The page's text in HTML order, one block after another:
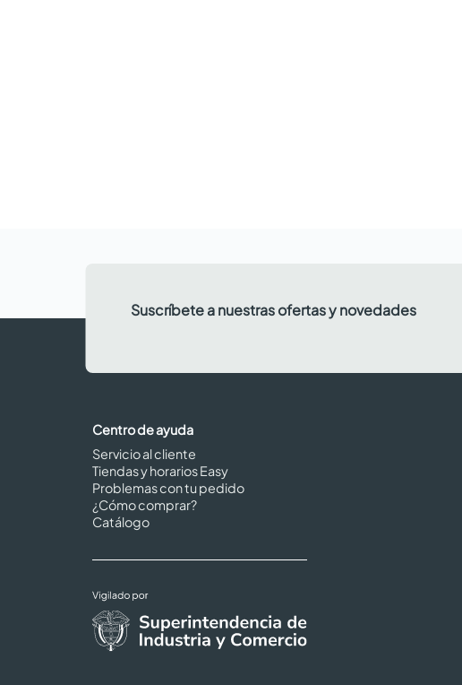
Suscríbete a nuestras ofertas y novedades
Centro de ayuda
Servicio al cliente
Tiendas y horarios Easy
Problemas con tu pedido
¿Cómo comprar?
Catálogo